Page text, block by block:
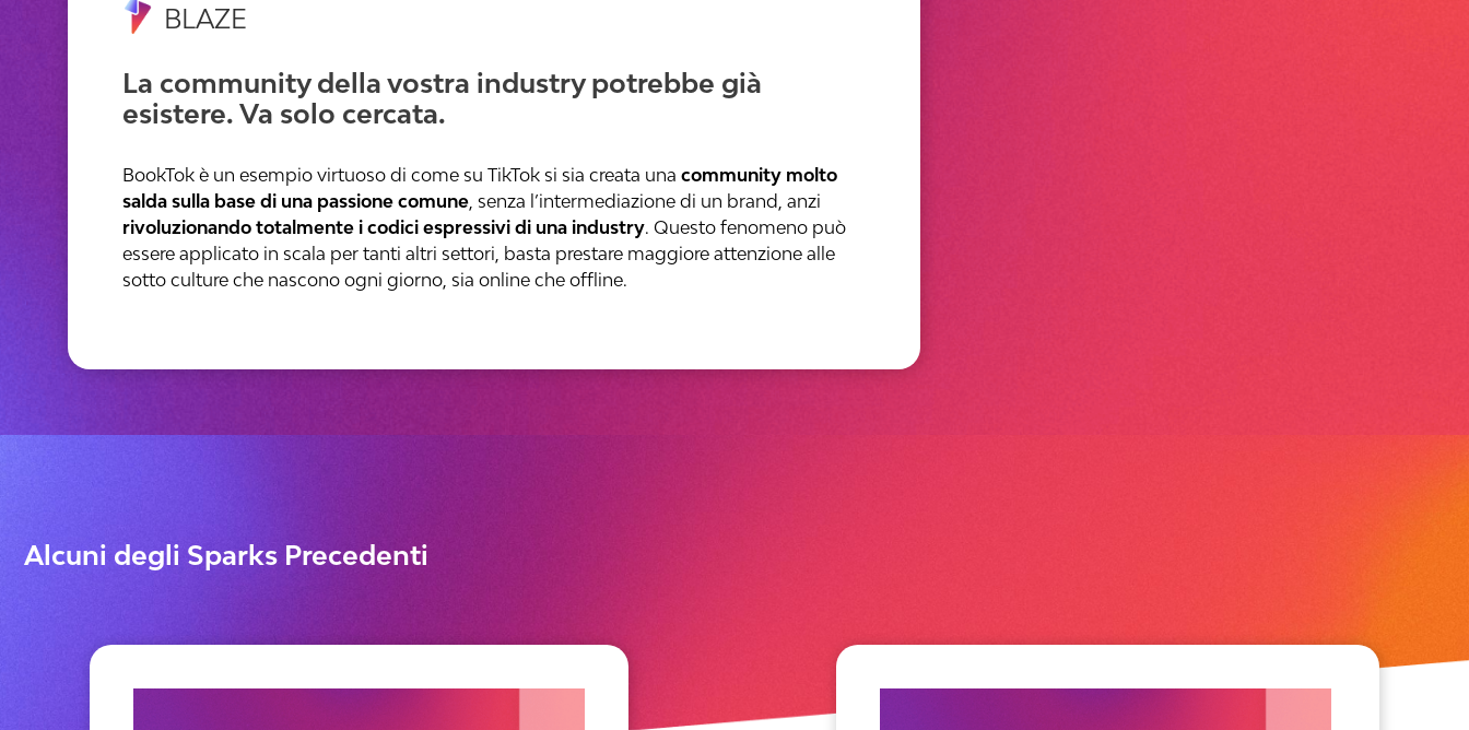
BLAZE
La community della vostra industry potrebbe già
esistere. Va solo cercata.
BookTok è un esempio virtuoso di come su TikTok si sia creata una community molto
salda sulla base di una passione comune, senza l’intermediazione di un brand, anzi
rivoluzionando totalmente i codici espressivi di una industry. Questo fenomeno può
essere applicato in scala per tanti altri settori, basta prestare maggiore attenzione alle
sotto culture che nascono ogni giorno, sia online che offline.
Alcuni degli Sparks Precedenti